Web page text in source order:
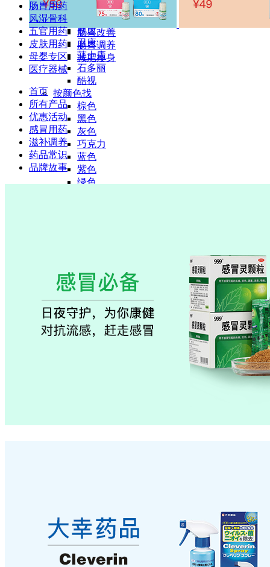
视力保护
睡眠改善
肠胃改善
肠胃调养
减肥瘦身
博士伦
视康
卫康
菲士康
石多丽
酷视
按颜色找
棕色
黑色
灰色
巧克力
蓝色
紫色
绿色
视康
科莱博
卫康
隐形眼镜伴侣
双氧水
肠胃用药
风湿骨科
五官用药
皮肤用药
母婴专区
医疗器械
首页
所有产品
优惠活动
感冒用药
滋补调养
药品常识
品牌故事